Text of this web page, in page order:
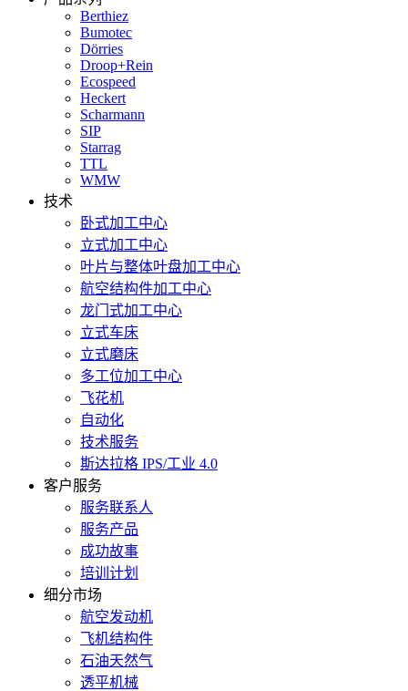
Berthiez
Bumotec
Dörries
Droop+Rein
Ecospeed
Heckert
Scharmann
SIP
Starrag
TTL
WMW
技术
卧式加工中心
立式加工中心
叶片与整体叶盘加工中心
航空结构件加工中心
龙门式加工中心
立式车床
立式磨床
多工位加工中心
飞花机
自动化
技术服务
斯达拉格 IPS/工业 4.0
客户服务
服务联系人
服务产品
成功故事
培训计划
细分市场
航空发动机
飞机结构件
石油天然气
透平机械